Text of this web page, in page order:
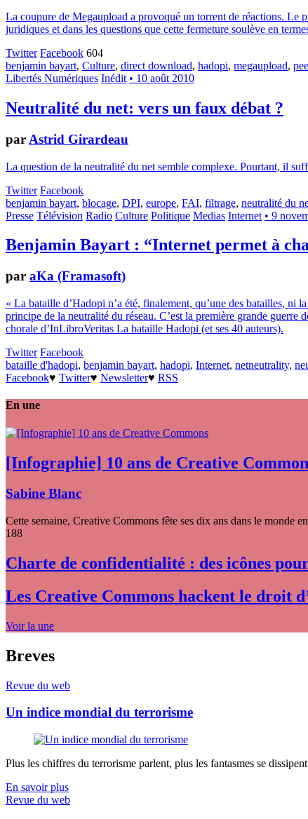
La coupure de Megaupload a provoqué un torrent de réactions. Le
juridiques et dans les questions que cette fermeture soulève en
Twitter Facebook 604
benjamin bayart, Culture, direct download, hadopi, megaupload,
Libertés Numériques Inédit • 10 août 2010
Neutralité du net: vers un faux débat ?
par Astrid Girardeau
La question de la neutralité du net semble complexe. Pourtant, il
Twitter Facebook
benjamin bayart, blocage, DPI, europe, FAI, filtrage, neutralité du
Presse Télévision Radio Culture Politique Medias Internet • 9
Benjamin Bayart : “Internet permet à
par aKa (Framasoft)
« La bataille d’Hadopi n’a été, finalement, qu’une des batailles, ni
principe de la neutralité du réseau. C’est la première grande
chorale d’InLibroVeritas La bataille Hadopi (et ses 40 auteurs).
Twitter Facebook
bataille d'hadopi, benjamin bayart, hadopi, Internet, netneutrality,
Facebook♥ Twitter♥ Newsletter♥ RSS
En une
[Infographie] 10 ans de Creative
Sabine Blanc
Cette semaine, Creative Commons fête ses dix ans dans le monde
188
Charte de confidentialité : des icônes
Les Creative Commons hackent le droit
Voir la une
Breves
Revue du web
Un indice mondial du terrorisme
Plus les chiffres du terrorisme parlent, plus les fantasmes se
En savoir plus
Revue du web